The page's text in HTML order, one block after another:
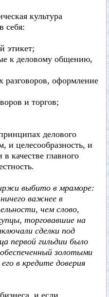
культура
себя:
этикет;
к деловому общению,
разговоров, оформление
и торгов;
делового
и целесообразность, и
качестве главного
выбито в мраморе:
важнее в
чем слово,
торговавшие на
сделки под
первой гильдии было
золотыми
в кредите доверия
и если